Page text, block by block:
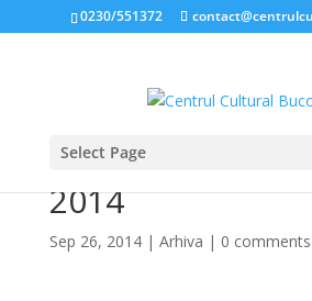
0230/551372
Select Page
PRODUS ÎN
2014
Sep 26, 2014| Arhiva | 0 comments